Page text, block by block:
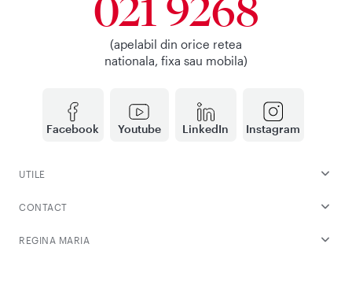
Facebook Youtube LinkedIn Instagram
021 9268
(apelabil din orice retea
nationala, fixa sau mobila)
UTILE
CONTACT
REGINA MARIA